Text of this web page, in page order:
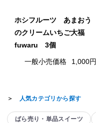
ホシフルーツ あまおう
のクリームいちご大福
fuwaru 3個
一般小売価格 1,000円
＞ 人気カテゴリから探す
ばら売り・単品スイーツ